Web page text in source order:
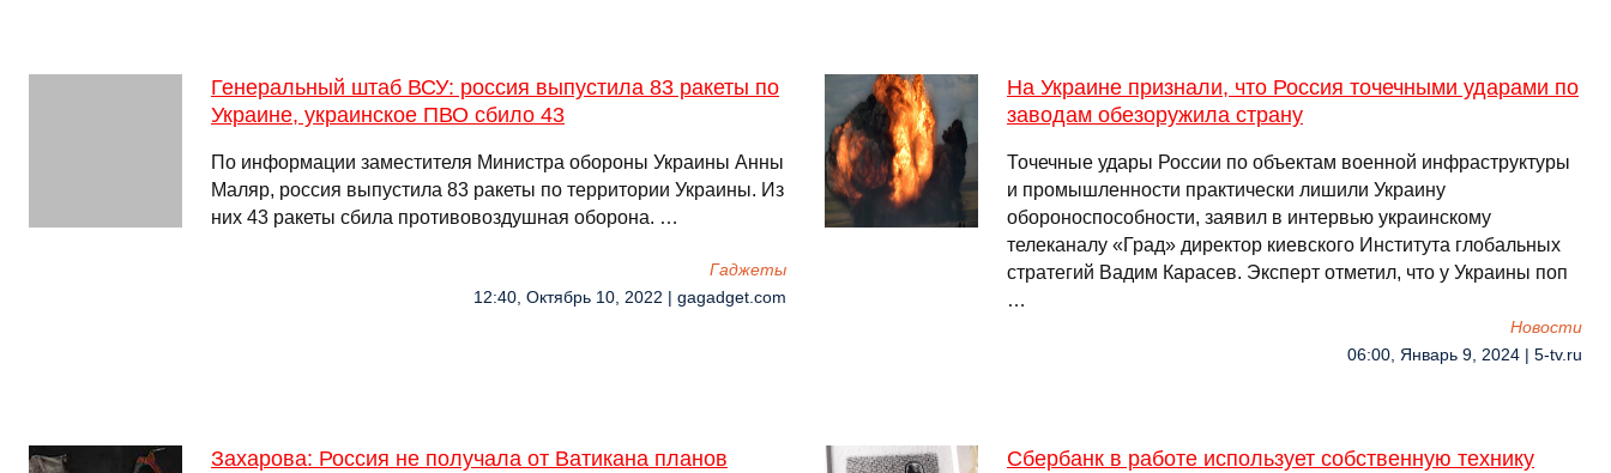
Генеральный штаб ВСУ: россия выпустила 83 ракеты по
Украине, украинское ПВО сбило 43
По информации заместителя Министра обороны Украины Анны
Маляр, россия выпустила 83 ракеты по территории Украины. Из
них 43 ракеты сбила противовоздушная оборона. …
Гаджеты
12:40, Октябрь 10, 2022 | gagadget.com
На Украине признали, что Россия точечными ударами по
заводам обезоружила страну
Точечные удары России по объектам военной инфраструктуры
и промышленности практически лишили Украину
обороноспособности, заявил в интервью украинскому
телеканалу «Град» директор киевского Института глобальных
стратегий Вадим Карасев. Эксперт отметил, что у Украины поп
…
Новости
06:00, Январь 9, 2024 | 5-tv.ru
Захарова: Россия не получала от Ватикана планов
Сбербанк в работе использует собственную технику